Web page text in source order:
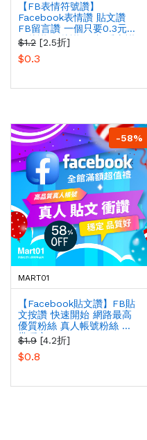
【FB表情符號讚】
Facebook表情讚 貼文讚
FB留言讚 一個只要0.3元
圖片讚 影片讚 臉書 愛心讚
豐富表情 回覆生動有趣
$1.2 [2.5折]
$0.3
-58%
MART01
【Facebook貼文讚】FB貼
文按讚 快速開始 網路最高
優質粉絲 真人帳號粉絲 非
常穩定
$1.9 [4.2折]
$0.8